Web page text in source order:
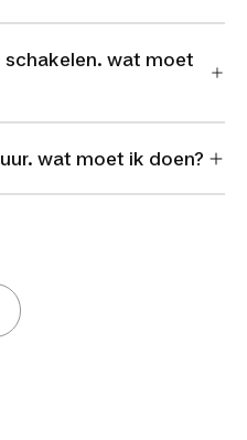
wat moet
wat moet ik doen?